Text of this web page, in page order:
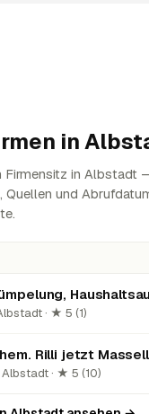
in
Firmensitz in Albstadt
Quellen und
· ★ 5 (1)
· ★ 5 (10)